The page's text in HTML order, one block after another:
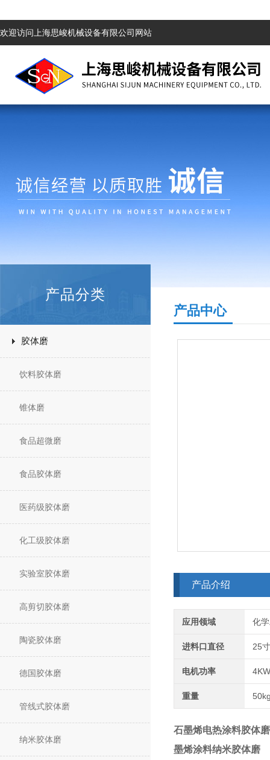
欢迎访问上海思峻机械设备有限公司网站
产品分类
胶体磨
饮料胶体磨
锥体磨
食品超微磨
食品胶体磨
医药级胶体磨
化工级胶体磨
实验室胶体磨
高剪切胶体磨
陶瓷胶体磨
德国胶体磨
管线式胶体磨
纳米胶体磨
产品中心
产品介绍
应用领域 化
进料口直径 25
电机功率
重量
石墨烯电热涂料胶体磨
墨烯涂料纳米胶体磨